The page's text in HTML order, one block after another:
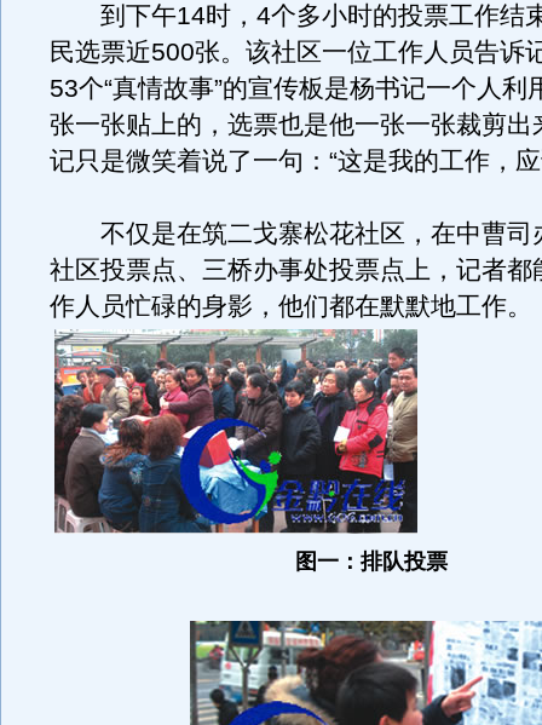
到下午14时，4个多小时的投票工作结
民选票近500张。该社区一位工作人员告诉
53个“真情故事”的宣传板是杨书记一个人利
张一张贴上的，选票也是他一张一张裁剪出
记只是微笑着说了一句：“这是我的工作，
不仅是在筑二戈寨松花社区，在中曹司
社区投票点、三桥办事处投票点上，记者都
作人员忙碌的身影，他们都在默默地工作。
图一：排队投票